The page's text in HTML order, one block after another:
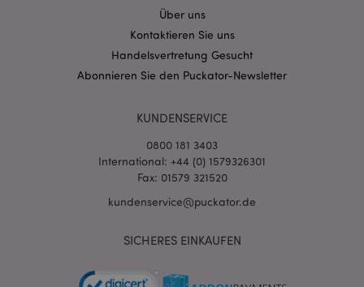
Über uns
Kontaktieren Sie uns
Handelsvertretung Gesucht
Abonnieren Sie den Puckator-Newsletter
KUNDENSERVICE
0800 181 3403
International: +44 (0) 1579326301
Fax: 01579 321520
kundenservice@puckator.de
SICHERES EINKAUFEN
mage-cache-sessid
www.puckator.de